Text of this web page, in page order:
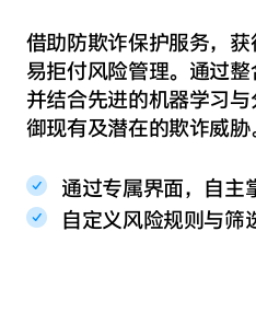
借助防欺诈保护服务，
易拒付风险管理。 通过整
并结合先进的机器学习
御现有及潜在的欺诈威胁
通过专属界面，自主
自定义风险规则与筛